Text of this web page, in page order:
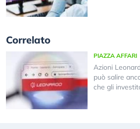
Correlato
PIAZZA AFFARI
Azioni
può salire
che gli